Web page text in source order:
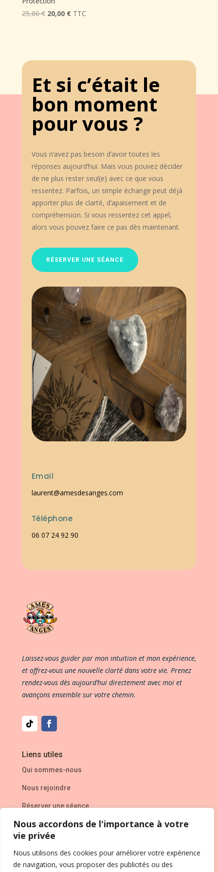
Nous accordons de l'importance à votre
vie privée
Nous utilisons des cookies pour améliorer votre expérience
de navigation, vous proposer des publicités ou des
25,00€ Le
20,00 €LeTTC
Et si c’était le
bon moment
pour vous ?
Vous n’avez pas besoin d’avoir toutes les
réponses aujourd’hui. Mais vous pouvez décider
de ne plus rester seul(e) avec ce que vous
ressentez. Parfois, un simple échange peut déjà
apporter plus de clarté, d’apaisement et de
compréhension. Si vous ressentez cet appel,
alors vous pouvez faire ce pas dès maintenant.
RÉSERVER UNE SÉANCE
Email
laurent@amesdesanges.com
Téléphone
06 07 24 92 90
Laissez-vous guider par mon intuition et mon expérience,
et offrez-vous une nouvelle clarté dans votre vie. Prenez
rendez-vous dès aujourd’hui directement avec moi et
avançons ensemble sur votre chemin.
Liens utiles
Qui sommes-nous
Nous rejoindre
Réserver une séance
L’entreprise
Politique de confidentialité&CVG